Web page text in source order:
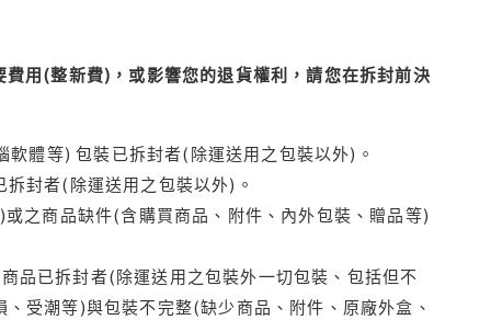
用(整新費)，或影響您的退貨權利，請您在拆封前決
體等) 包裝已拆封者(除運送用之包裝以外)。
封者(除運送用之包裝以外)。
之商品缺件(含購買商品、附件、內外包裝、贈品等)
品已拆封者(除運送用之包裝外一切包裝、包括但不
受潮等)與包裝不完整(缺少商品、附件、原廠外盒、